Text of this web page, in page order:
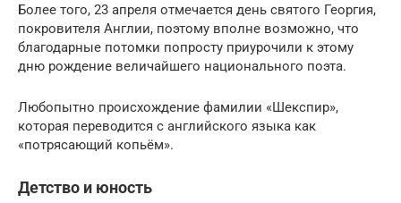
Более того, 23 апреля отмечается день святого Георгия,
покровителя Англии, поэтому вполне возможно, что
благодарные потомки попросту приурочили к этому
дню рождение величайшего национального поэта.
Любопытно происхождение фамилии «Шекспир»,
которая переводится с английского языка как
«потрясающий копьём».
Детство и юность